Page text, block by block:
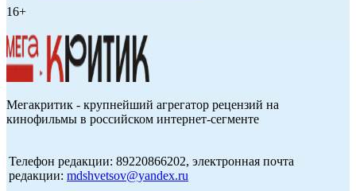
16+
Мегакритик - крупнейший агрегатор рецензий на
кинофильмы в российском интернет-сегменте
Телефон редакции: 89220866202, электронная почта
редакции: mdshvetsov@yandex.ru